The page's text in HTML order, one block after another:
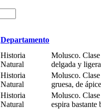
Departamento
Historia
Natural
Molusco.
delgada y
Historia
Natural
Molusco.
gruesa, de
Historia
Natural
Molusco.
espira bastante